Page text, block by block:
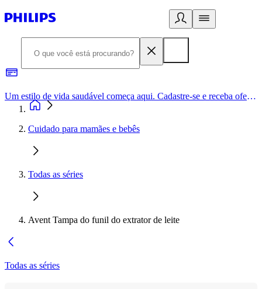
Um estilo de vida saudável começa aqui. Cadastre-se e receba ofertas exclusivas.
Cuidado para mamães e bebês
Todas as séries
Avent Tampa do funil do extrator de leite
Todas as séries